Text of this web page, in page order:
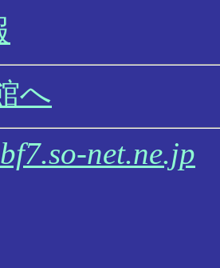
へ
net.ne.jp